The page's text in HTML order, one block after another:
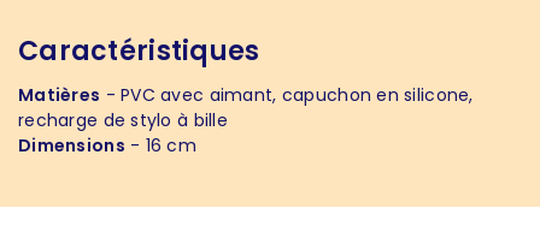
Caractéristiques
Matières - PVC avec aimant, capuchon en silicone,
recharge de stylo à bille
Dimensions - 16 cm